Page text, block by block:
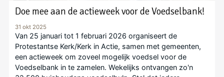
Doe mee aan de actieweek voor de Voedselbank!
31 okt 2025
Van 25 januari tot 1 februari 2026 organiseert de
Protestantse Kerk/Kerk in Actie, samen met gemeenten,
een actieweek om zoveel mogelijk voedsel voor de
Voedselbank in te zamelen. Wekelijks ontvangen zo'n